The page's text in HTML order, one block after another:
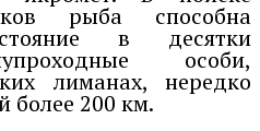
рыба способна
в десятки
особи,
лиманах, нередко
более 200 км.